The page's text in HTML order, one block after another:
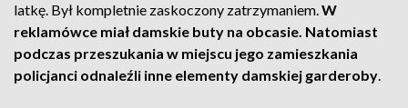
latkę. Był kompletnie zaskoczony zatrzymaniem.W
reklamówce miał damskie buty na obcasie. Natomiast
podczas przeszukania w miejscu jego zamieszkania
policjanci odnaleźli inne elementy damskiej garderoby.